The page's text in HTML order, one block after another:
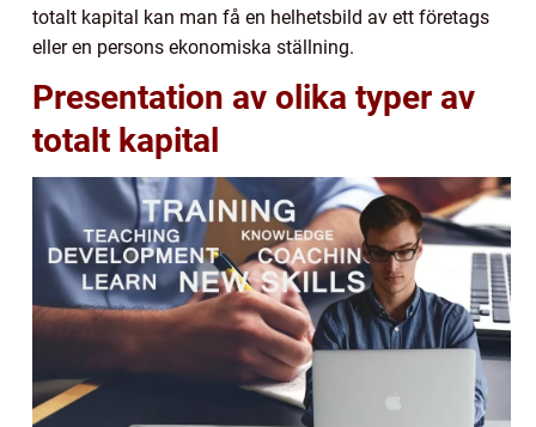
totalt kapital kan man få en helhetsbild av ett företags
eller en persons ekonomiska ställning.
Presentation av olika typer av
totalt kapital